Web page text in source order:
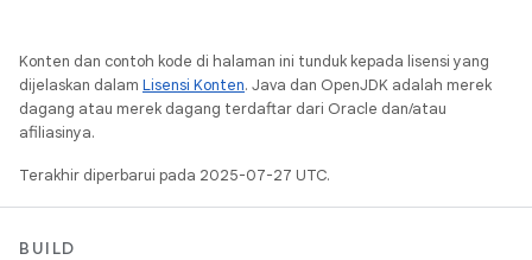
Konten dan contoh kode di halaman ini tunduk kepada lisensi yang
dijelaskan dalam Lisensi Konten. Java dan OpenJDK adalah merek
dagang atau merek dagang terdaftar dari Oracle dan/atau
afiliasinya.
Terakhir diperbarui pada 2025-07-27 UTC.
BUILD